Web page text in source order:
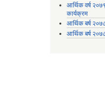
आर्थिक वर्ष
कार्यक्रम
आर्थिक बर्ष
आर्थिक बर्ष